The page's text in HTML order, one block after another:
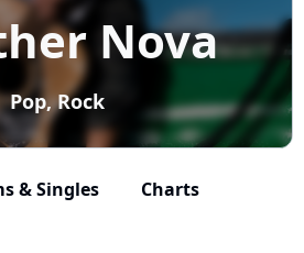
Nova
Pop, Rock
& Singles Charts